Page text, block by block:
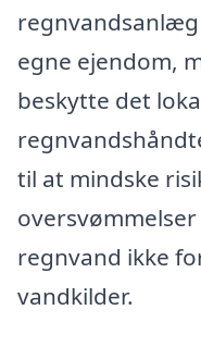
egne ejendom,
beskytte det
til at mindske
regnvand ikke
vandkilder.